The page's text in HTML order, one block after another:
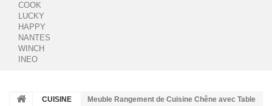
COOK
LUCKY
HAPPY
NANTES
WINCH
INEO
CUISINE Meuble Rangement de Cuisine Chêne avec Table